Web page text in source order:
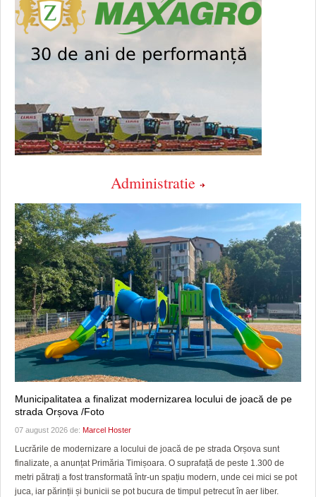
Administratie
Municipalitatea a finalizat modernizarea locului de joacă de pe
strada Orșova /Foto
07 august 2026 de: Marcel Hoster
Lucrările de modernizare a locului de joacă de pe strada Orșova sunt
finalizate, a anunțat Primăria Timișoara. O suprafață de peste 1.300 de
metri pătrați a fost transformată într-un spațiu modern, unde cei mici se pot
juca, iar părinții și bunicii se pot bucura de timpul petrecut în aer liber.